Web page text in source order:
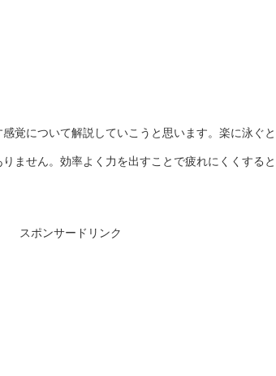
覚について解説していこうと思います。楽に泳ぐ
ません。効率よく力を出すことで疲れにくくする
スポンサードリンク